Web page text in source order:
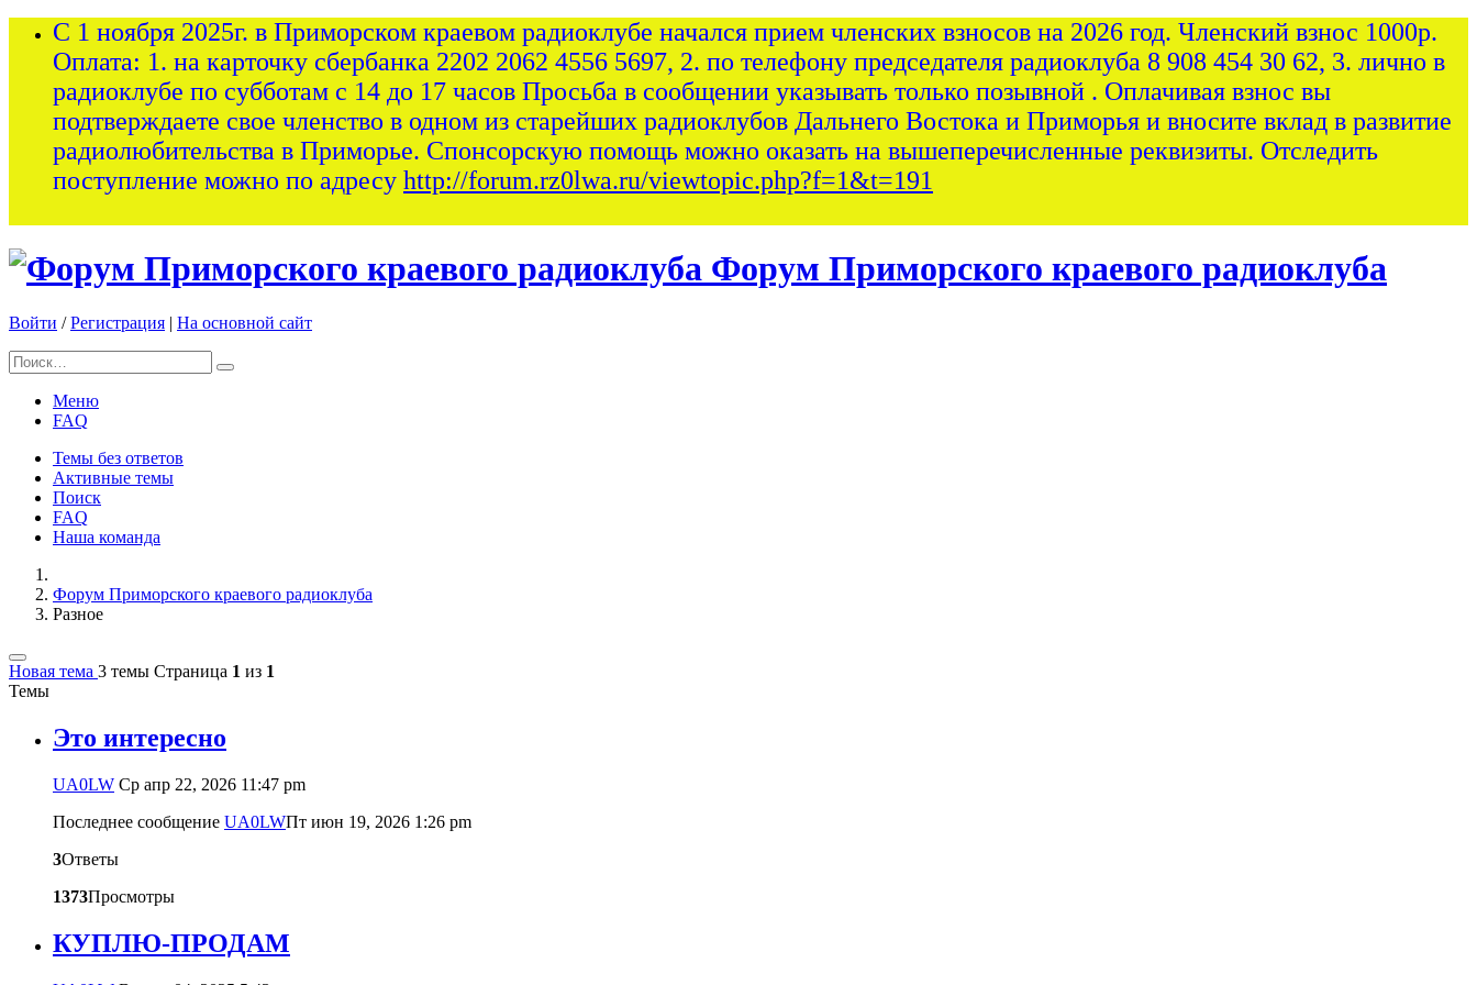
С 1 ноября 2025г. в Приморском краевом радиоклубе начался прием членских взносов на 2026 год. Членский взнос 1000р.
Оплата: 1. на карточку сбербанка 2202 2062 4556 5697, 2. по телефону председателя радиоклуба 8 908 454 30 62, 3. лично в
радиоклубе по субботам с 14 до 17 часов Просьба в сообщении указывать только позывной . Оплачивая взнос вы
подтверждаете свое членство в одном из старейших радиоклубов Дальнего Востока и Приморья и вносите вклад в развитие
радиолюбительства в Приморье. Спонсорскую помощь можно оказать на вышеперечисленные реквизиты. Отследить
поступление можно по адресу http://forum.rz0lwa.ru/viewtopic.php?f=1&t=191
Форум Приморского краевого радиоклуба
Войти /Регистрация | На основной сайт
Меню
FAQ
Темы без ответов
Активные темы
Поиск
FAQ
Наша команда
Форум Приморского краевого радиоклуба
Разное
Новая тема 3 темы Страница 1 из 1
Темы
Это интересно
UA0LW Ср апр 22, 2026 11:47 pm
Последнее сообщение UA0LWПт июн 19, 2026 1:26 pm
3Ответы
1373Просмотры
КУПЛЮ-ПРОДАМ